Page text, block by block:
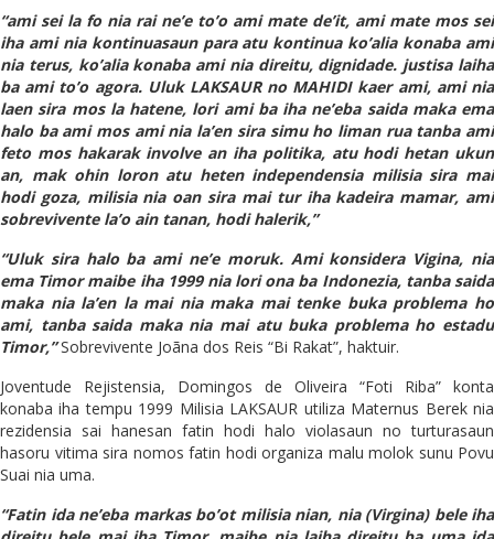
“ami sei la fo nia rai ne’e to’o ami mate de’it, ami mate mos sei
iha ami nia kontinuasaun para atu kontinua ko’alia konaba ami
nia terus, ko’alia konaba ami nia direitu, dignidade. justisa laiha
ba ami to’o agora. Uluk LAKSAUR no MAHIDI kaer ami, ami nia
laen sira mos la hatene, lori ami ba iha ne’eba saida maka ema
halo ba ami mos ami nia la’en sira simu ho liman rua tanba ami
feto mos hakarak involve an iha politika, atu hodi hetan ukun
an, mak ohin loron atu heten independensia milisia sira mai
hodi goza, milisia nia oan sira mai tur iha kadeira mamar, ami
sobrevivente la’o ain tanan, hodi halerik,”
“Uluk sira halo ba ami ne’e moruk. Ami konsidera Vigina, nia
ema Timor maibe iha 1999 nia lori ona ba Indonezia, tanba saida
maka nia la’en la mai nia maka mai tenke buka problema ho
ami, tanba saida maka nia mai atu buka problema ho estadu
Timor,”Sobrevivente Joãna dos Reis “Bi Rakat”, haktuir.
Joventude Rejistensia, Domingos de Oliveira “Foti Riba” konta
konaba iha tempu 1999 Milisia LAKSAUR utiliza Maternus Berek nia
rezidensia sai hanesan fatin hodi halo violasaun no turturasaun
hasoru vitima sira nomos fatin hodi organiza malu molok sunu Povu
Suai nia uma.
“Fatin ida ne’eba markas bo’ot milisia nian, nia (Virgina) bele iha